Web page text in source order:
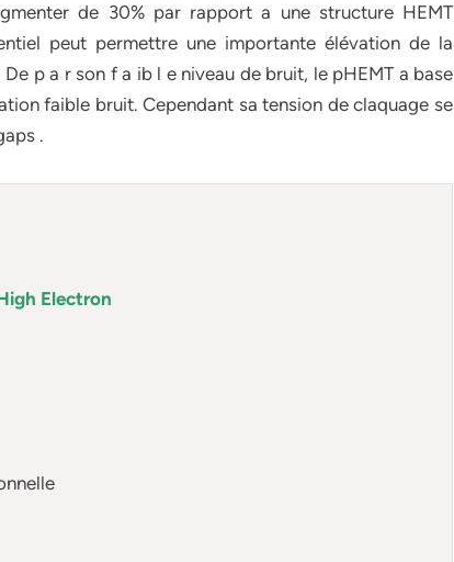
de 30% par rapport a une structure HEMT
peut permettre une importante élévation de la
p a r son f a ib l e niveau de bruit, le pHEMT a base
faible bruit. Cependant sa tension de claquage se
.
Electron